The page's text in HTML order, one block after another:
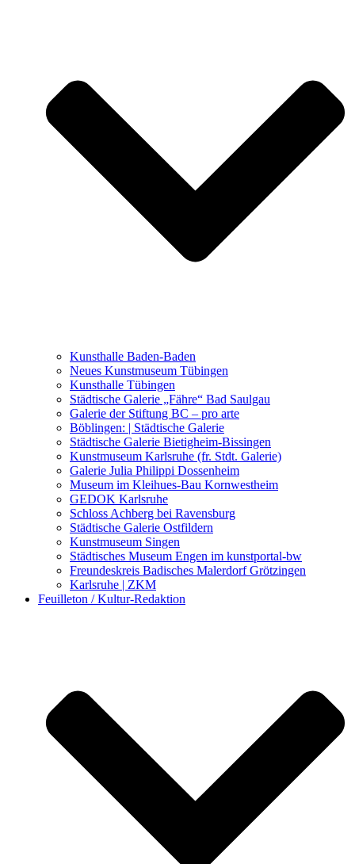
Was seither geschah
Kunstwettbewerbe, Ausschreibungen für Künstler
Kunsthalle Baden-Baden
Neues Kunstmuseum Tübingen
Kunsthalle Tübingen
Städtische Galerie „Fähre“ Bad Saulgau
Galerie der Stiftung BC – pro arte
Böblingen: | Städtische Galerie
Städtische Galerie Bietigheim-Bissingen
Kunstmuseum Karlsruhe (fr. Stdt. Galerie)
Galerie Julia Philippi Dossenheim
Museum im Kleihues-Bau Kornwestheim
GEDOK Karlsruhe
Schloss Achberg bei Ravensburg
Städtische Galerie Ostfildern
Kunstmuseum Singen
Städtisches Museum Engen im kunstportal-bw
Freundeskreis Badisches Malerdorf Grötzingen
Karlsruhe | ZKM
Feuilleton / Kultur-Redaktion